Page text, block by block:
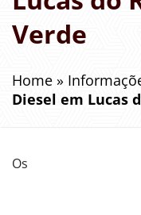
Verde
Home »
Diesel em Lucas
Os